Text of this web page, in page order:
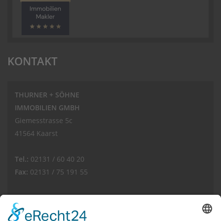
KONTAKT
THURNER + SÖHNE
IMMOBILIEN GMBH
Giemesstrasse 5c
41564 Kaarst
Tel.: 02131 / 60 40 20
Fax: 02131 / 75 191 55
E-Mail:
info(at)thurnerimmobilien.de